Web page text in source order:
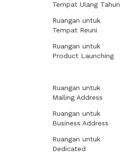
Tempat Ulang Tahun
Ruangan untuk
Tempat Reuni
Ruangan untuk
Product Launching
Ruangan untuk
Mailing Address
Ruangan untuk
Business Address
Ruangan untuk
Dedicated